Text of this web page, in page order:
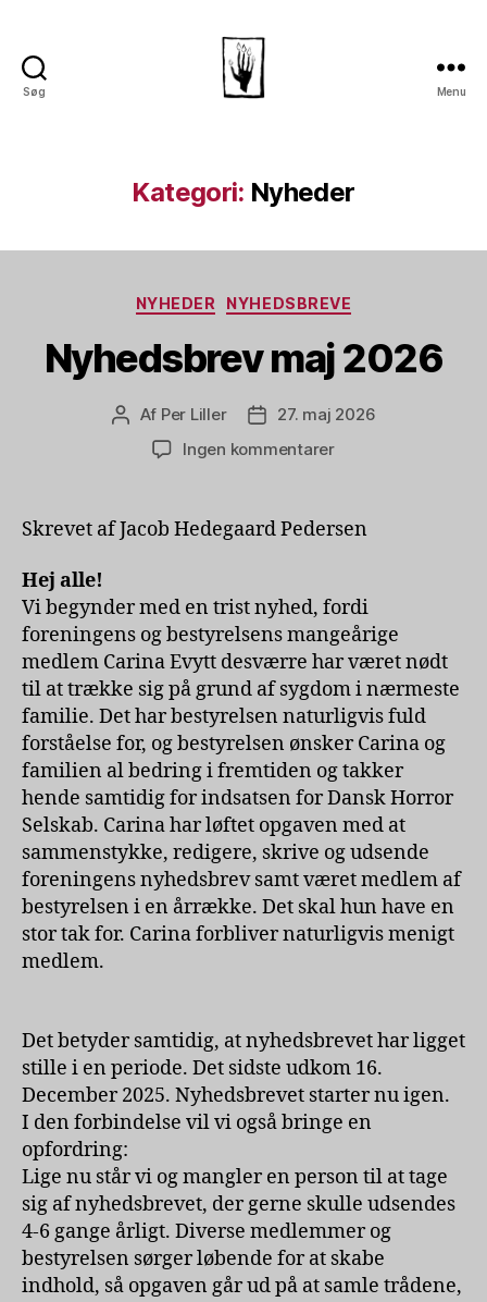
Søg Menu
Kategori: Nyheder
Kategorier
NYHEDER NYHEDSBREVE
Nyhedsbrev maj 2026
Indlægsforfatter
Af Per Liller Indlægsdato
27. maj 2026
Ingen kommentarertil
Skrevet af Jacob Hedegaard Pedersen
Hej alle!
Vi begynder med en trist nyhed, fordi
foreningens og bestyrelsens mangeårige
medlem Carina Evytt desværre har været nødt
til at trække sig på grund af sygdom i nærmeste
familie. Det har bestyrelsen naturligvis fuld
forståelse for, og bestyrelsen ønsker Carina og
familien al bedring i fremtiden og takker
hende samtidig for indsatsen for Dansk Horror
Selskab. Carina har løftet opgaven med at
sammenstykke, redigere, skrive og udsende
foreningens nyhedsbrev samt været medlem af
bestyrelsen i en årrække. Det skal hun have en
stor tak for. Carina forbliver naturligvis menigt
medlem.
Det betyder samtidig, at nyhedsbrevet har ligget
stille i en periode. Det sidste udkom 16.
December 2025. Nyhedsbrevet starter nu igen.
I den forbindelse vil vi også bringe en
opfordring:
Lige nu står vi og mangler en person til at tage
sig af nyhedsbrevet, der gerne skulle udsendes
4-6 gange årligt. Diverse medlemmer og
bestyrelsen sørger løbende for at skabe
indhold, så opgaven går ud på at samle trådene,